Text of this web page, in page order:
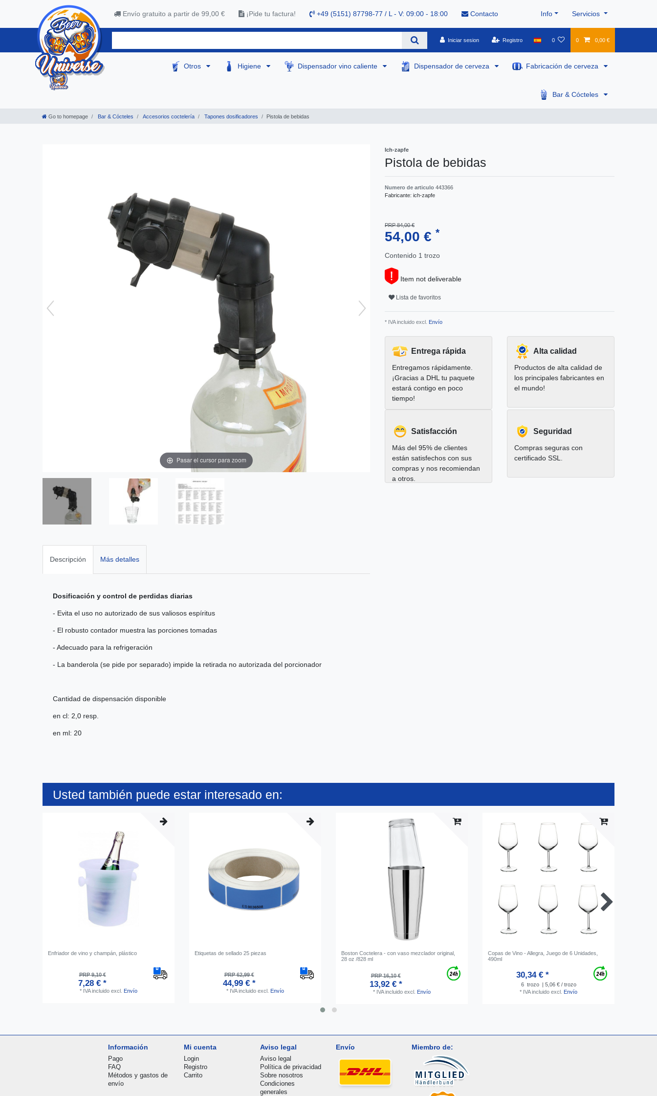
Envío gratuito a partir de 99,00 € ¡Pide tu factura! +49 (5151) 87798-77 / L - V: 09:00 - 18:00 Contacto Info Servicios
Iniciar sesion Registro 0 0 0,00 €
Otros Higiene Dispensador vino caliente Dispensador de cerveza Fabricación de cerveza
Bar & Cócteles
Go to homepage Bar & Cócteles Accesorios coctelería Tapones dosificadores Pistola de bebidas
Pasar el cursor para zoom
Descripción Más detalles
Dosificación y control de perdidas diarias
- Evita el uso no autorizado de sus valiosos espíritus
- El robusto contador muestra las porciones tomadas
- Adecuado para la refrigeración
- La banderola (se pide por separado) impide la retirada no autorizada del porcionador
Cantidad de dispensación disponible
en cl: 2,0 resp.
en ml: 20
Ich-zapfe
Pistola de bebidas
Numero de articulo 443366
Fabricante: ich-zapfe
PRP 84,00 €
54,00 € *
Contenido 1 trozo
Item not deliverable
Lista de favoritos
* IVA incluido excl. Envío
Entrega rápida
Entregamos rápidamente.
¡Gracias a DHL tu paquete
estará contigo en poco
tiempo!
Alta calidad
Productos de alta calidad de
los principales fabricantes en
el mundo!
Satisfacción
Más del 95% de clientes
están satisfechos con sus
compras y nos recomiendan
a otros.
Seguridad
Compras seguras con
certificado SSL.
Usted también puede estar interesado en:
Enfriador de vino y champán, plástico
PRP 9,10 €
7,28 € *
* IVA incluido excl. Envío
Etiquetas de sellado 25 piezas
PRP 62,99 €
44,99 € *
* IVA incluido excl. Envío
Boston Coctelera - con vaso mezclador original,
28 oz /828 ml
PRP 16,10 €
13,92 € *
* IVA incluido excl. Envío
Copas de Vino - Allegra, Juego de 6 Unidades,
490ml
30,34 € *
6 trozo
| 5,06 € / trozo
* IVA incluido excl. Envío
Información
Pago
FAQ
Métodos y gastos de
envío
Mi cuenta
Login
Registro
Carrito
Aviso legal
Aviso legal
Política de privacidad
Sobre nosotros
Condiciones
generales
Envío Miembro de: